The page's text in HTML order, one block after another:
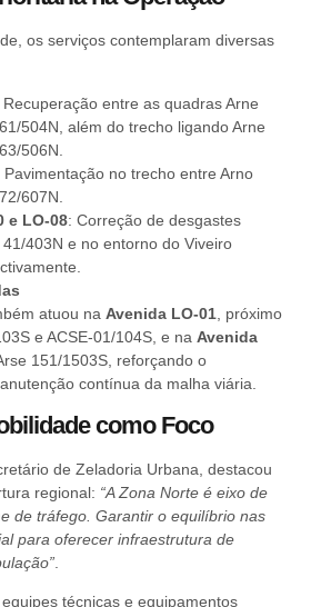
os serviços contemplaram diversas
Recuperação entre as quadras Arne
504N, além do trecho ligando Arne
506N.
Pavimentação no trecho entre Arno
607N.
e LO-08: Correção de desgastes
403N e no entorno do Viveiro
atuou na Avenida LO-01 , próximo
e ACSE-01/104S, e na Avenida
151/1503S, reforçando o
contínua da malha viária.
como Foco
de Zeladoria Urbana, destacou
regional: “A Zona Norte é eixo de
de tráfego. Garantir o equilíbrio nas
para oferecer infraestrutura de
técnicas e equipamentos